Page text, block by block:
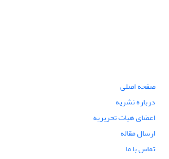
صفحه اصلی
درباره نشریه
اعضای هیات تحریریه
ارسال مقاله
تماس با ما